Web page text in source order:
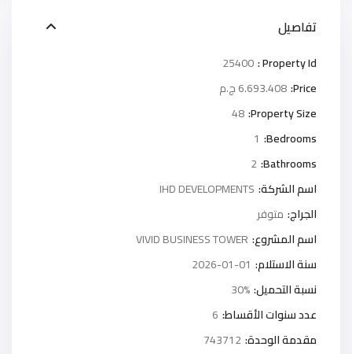
تفاصيل
Property Id :
25400
Price: 6.693.408 ج.م
Property Size:
48
Bedrooms:
1
Bathrooms:
2
اسم الشركة: IHD DEVELOPMENTS
الجراج: متوفر
اسم المشروع: VIVID BUSINESS TOWER
سنة الاستلام: 2026-01-01
نسبة التحميل:30%
عدد سنوات الأقساط: 6
مقدمة الوحدة:743712